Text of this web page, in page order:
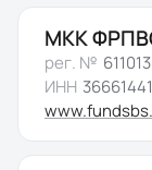
МКК
рег. №
ИНН